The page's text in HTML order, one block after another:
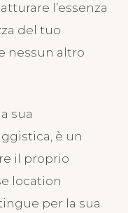
l’essenza
del tuo
nessun altro
sua
è un
il proprio
location
per la sua